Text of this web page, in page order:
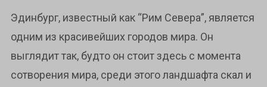
Эдинбург, известный как “Рим Севера”, является
одним из красивейших городов мира. Он
выглядит так, будто он стоит здесь с момента
сотворения мира, среди этого ландшафта скал и